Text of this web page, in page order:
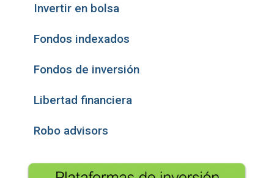
Invertir en bolsa
Fondos indexados
Fondos de inversión
Libertad financiera
Robo advisors